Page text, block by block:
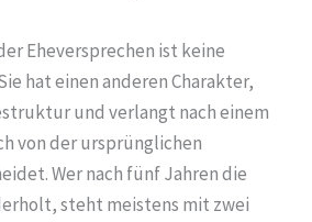
Eheversprechen ist keine
hat einen anderen Charakter,
und verlangt nach einem
von der ursprünglichen
Wer nach fünf Jahren die
steht meistens mit zwei